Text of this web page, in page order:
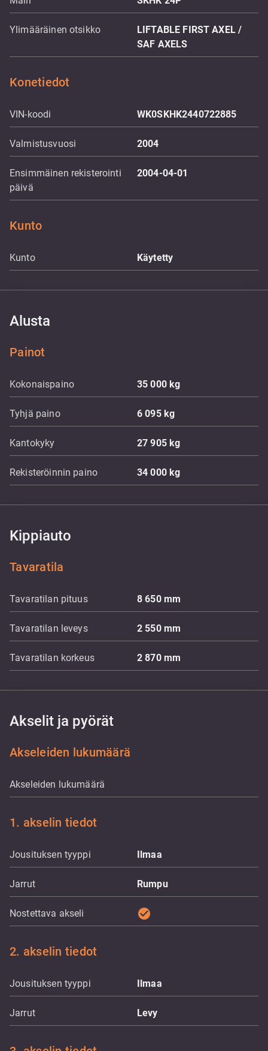
Ylimääräinen otsikko
LIFTABLE FIRST AXEL /
SAF AXELS
Konetiedot
VIN-koodi WK0SKHK2440722885
Valmistusvuosi 2004
Ensimmäinen rekisterointi
päivä
2004-04-01
Kunto
Kunto Käytetty
Alusta
Painot
Kokonaispaino 35 000kg
Tyhjä paino 6 095 kg
Kantokyky 27 905kg
Rekisteröinnin paino 34 000kg
Kippiauto
Tavaratila
Tavaratilan pituus 8 650 mm
Tavaratilan leveys 2 550 mm
Tavaratilan korkeus 2 870 mm
Akselit ja pyörät
Akseleiden lukumäärä
Akseleiden lukumäärä
1. akselin tiedot
Jousituksen tyyppi Ilmaa
Jarrut Rumpu
Nostettava akseli check_circle
2. akselin tiedot
Jousituksen tyyppi Ilmaa
Jarrut Levy